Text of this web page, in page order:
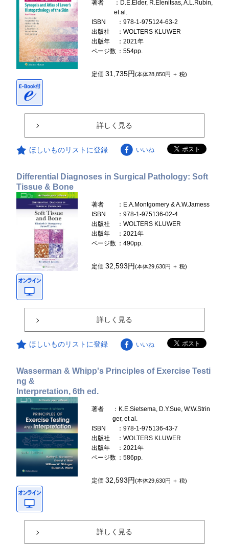
著者
：D.E.Elder, R.Elenitsas, A.L.Rubin,
et al.
ISBN
：978-1-975124-63-2
出版社
：WOLTERS KLUWER
出版年
：2021年
ページ数 ：554pp.
定価31,735円(本体28,850円 ＋ 税)
詳しく見る
ほしいものリストに登録 いいね
Differential Diagnoses in Surgical Pathology: Soft
Tissue & Bone
著者
：E.A.Montgomery & A.W.Jamess
ISBN
：978-1-975136-02-4
出版社
：WOLTERS KLUWER
出版年
：2021年
ページ数 ：490pp.
定価32,593円(本体29,630円 ＋ 税)
詳しく見る
ほしいものリストに登録 いいね
Wasserman & Whipp's Principles of Exercise Testi
ng &
Interpretation, 6th ed.
著者
：K.E.Sietsema, D.Y.Sue, W.W.Strin
ger, et al.
ISBN
：978-1-975136-43-7
出版社
：WOLTERS KLUWER
出版年
：2021年
ページ数 ：586pp.
定価32,593円(本体29,630円 ＋ 税)
詳しく見る